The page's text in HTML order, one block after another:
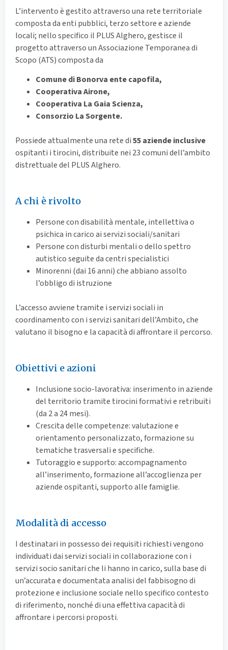
L’intervento è gestito attraverso una rete territoriale
composta da enti pubblici, terzo settore e aziende
locali; nello specifico il PLUS Alghero, gestisce il
progetto attraverso un Associazione Temporanea di
Scopo (ATS) composta da
Comune di Bonorva ente capofila,
Cooperativa Airone,
Cooperativa La Gaia Scienza,
Consorzio La Sorgente.
Possiede attualmente una rete di55 aziende inclusive
ospitanti i tirocini, distribuite nei 23 comuni dell’ambito
distrettuale del PLUS Alghero.
A chi è rivolto
Persone con disabilità mentale, intellettiva o
psichica in carico ai servizi sociali/sanitari
Persone con disturbi mentali o dello spettro
autistico seguite da centri specialistici
Minorenni (dai 16 anni) che abbiano assolto
l’obbligo di istruzione
L’accesso avviene tramite i servizi sociali in
coordinamento con i servizi sanitari dell’Ambito, che
valutano il bisogno e la capacità di affrontare il percorso.
Obiettivi e azioni
Inclusione socio-lavorativa: inserimento in aziende
del territorio tramite tirocini formativi e retribuiti
(da 2 a 24 mesi).
Crescita delle competenze: valutazione e
orientamento personalizzato, formazione su
tematiche trasversali e specifiche.
Tutoraggio e supporto: accompagnamento
all’inserimento, formazione all’accoglienza per
aziende ospitanti, supporto alle famiglie.
Modalità di accesso
I destinatari in possesso dei requisiti richiesti vengono
individuati dai servizi sociali in collaborazione con i
servizi socio sanitari che li hanno in carico, sulla base di
un’accurata e documentata analisi del fabbisogno di
protezione e inclusione sociale nello specifico contesto
di riferimento, nonché di una effettiva capacità di
affrontare i percorsi proposti.